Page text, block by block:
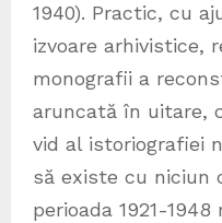
1940). Practic, cu
izvoare arhivistice,
monografii a
aruncată în uitare,
vid al istoriografiei
să existe cu niciun
perioada 1921-